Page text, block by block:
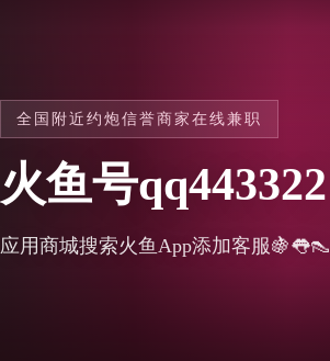
全国附近约炮信誉商家在线兼职
火鱼号qq443322
应用商城搜索火鱼App添加客服🍇👅👠